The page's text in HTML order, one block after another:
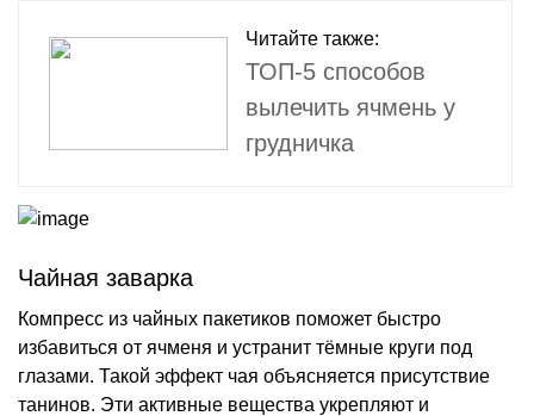
Читайте также:
ТОП-5 способов
вылечить ячмень у
грудничка
Чайная заварка
Компресс из чайных пакетиков поможет быстро
избавиться от ячменя и устранит тёмные круги под
глазами. Такой эффект чая объясняется присутствие
танинов. Эти активные вещества укрепляют и